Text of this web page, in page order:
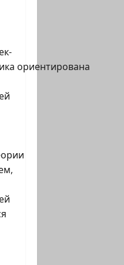
ориентирована